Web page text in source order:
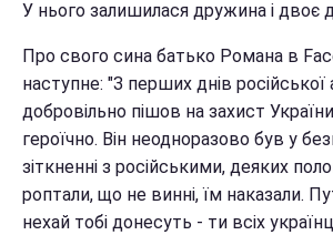
У нього залишилася дружина і двоє
Про свого сина батько Романа в
наступне: "З перших днів російської
добровільно пішов на захист
героїчно. Він неодноразово був у
зіткненні з російськими, деяких
роптали, що не винні, їм наказали.
нехай тобі донесуть - ти всіх